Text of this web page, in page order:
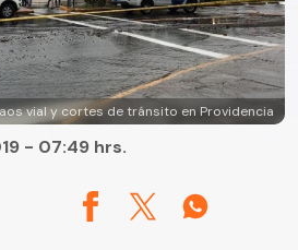
vial y cortes de tránsito en Providencia
- 07:49 hrs.